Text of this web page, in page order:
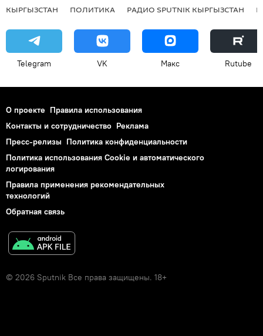
КЫРГЫЗСТАН ПОЛИТИКА РАДИО SPUTNIK КЫРГЫЗСТАН
Telegram VK Макс Rutube
О проекте Правила использования
Контакты и сотрудничество Реклама
Пресс-релизы Политика конфиденциальности
Политика использования Cookie и автоматического
логирования
Правила применения рекомендательных
технологий
Обратная связь
© 2026 Sputnik Все права защищены. 18+